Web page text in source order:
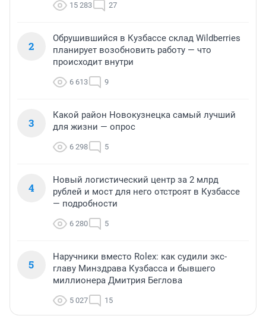
15 283 27
2
Обрушившийся в Кузбассе склад Wildberries
планирует возобновить работу — что
происходит внутри
6 613 9
3
Какой район Новокузнецка самый лучший
для жизни — опрос
6 298 5
4
Новый логистический центр за 2 млрд
рублей и мост для него отстроят в Кузбассе
— подробности
6 280 5
5
Наручники вместо Rolex: как судили экс-
главу Минздрава Кузбасса и бывшего
миллионера Дмитрия Беглова
5 027 15